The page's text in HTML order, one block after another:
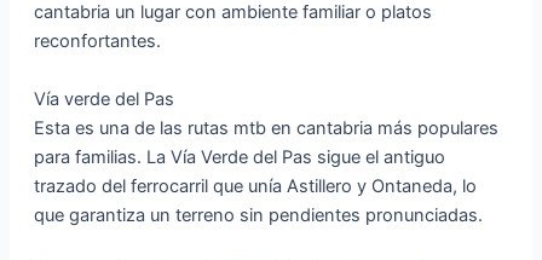
cantabria un lugar con ambiente familiar o platos
reconfortantes.
Vía verde del Pas
Esta es una de las rutas mtb en cantabria más populares
para familias. La Vía Verde del Pas sigue el antiguo
trazado del ferrocarril que unía Astillero y Ontaneda, lo
que garantiza un terreno sin pendientes pronunciadas.